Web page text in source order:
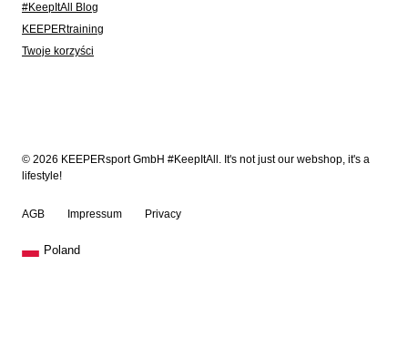
#KeepItAll Blog
KEEPERtraining
Twoje korzyści
© 2026 KEEPERsport GmbH #KeepItAll. It's not just our webshop, it's a
lifestyle!
AGB Impressum Privacy
Poland